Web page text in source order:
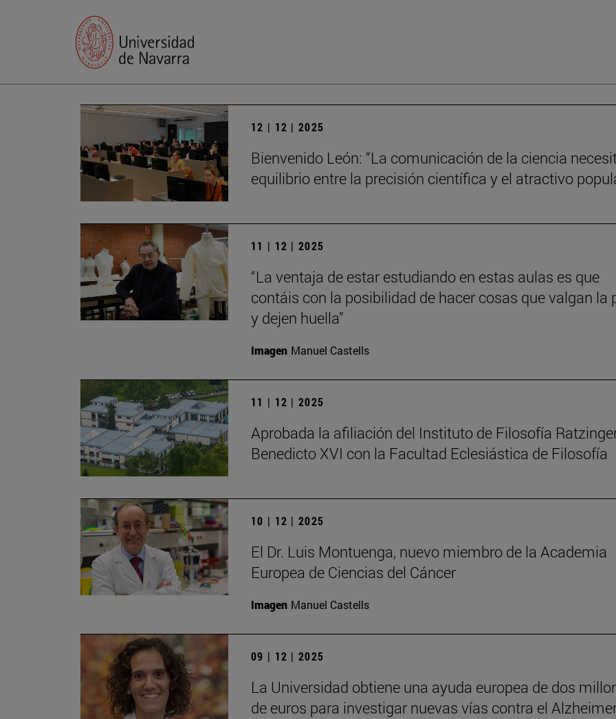
12 | 12 | 2025
Bienvenido León: “La comunicación de la ciencia
equilibrio entre la precisión científica y el atractivo
11 | 12 | 2025
“La ventaja de estar estudiando en estas aulas es que
contáis con la posibilidad de hacer cosas que valgan la
y dejen huella”
Imagen Manuel Castells
11 | 12 | 2025
Aprobada la afiliación del Instituto de Filosofía
Benedicto XVI con la Facultad Eclesiástica de Filosofía
10 | 12 | 2025
El Dr. Luis Montuenga, nuevo miembro de la Academia
Europea de Ciencias del Cáncer
Imagen Manuel Castells
09 | 12 | 2025
La Universidad obtiene una ayuda europea de dos
de euros para investigar nuevas vías contra el